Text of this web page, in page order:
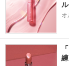
ル
オ